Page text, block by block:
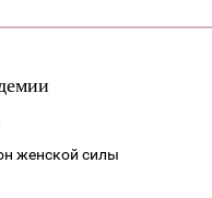
женской силы